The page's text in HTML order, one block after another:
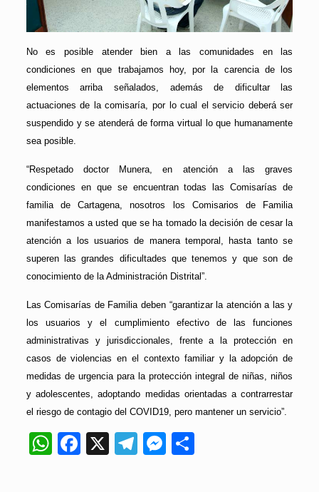
No es posible atender bien a las comunidades en las
condiciones en que trabajamos hoy, por la carencia de los
elementos arriba señalados, además de dificultar las
actuaciones de la comisaría, por lo cual el servicio deberá ser
suspendido y se atenderá de forma virtual lo que humanamente
sea posible.
“Respetado doctor Munera, en atención a las graves
condiciones en que se encuentran todas las Comisarías de
familia de Cartagena, nosotros los Comisarios de Familia
manifestamos a usted que se ha tomado la decisión de cesar la
atención a los usuarios de manera temporal, hasta tanto se
superen las grandes dificultades que tenemos y que son de
conocimiento de la Administración Distrital”.
Las Comisarías de Familia deben “garantizar la atención a las y
los usuarios y el cumplimiento efectivo de las funciones
administrativas y jurisdiccionales, frente a la protección en
casos de violencias en el contexto familiar y la adopción de
medidas de urgencia para la protección integral de niñas, niños
y adolescentes, adoptando medidas orientadas a contrarrestar
el riesgo de contagio del COVID19, pero mantener un servicio”.
WhatsApp
Facebook
X Telegram
Messenger